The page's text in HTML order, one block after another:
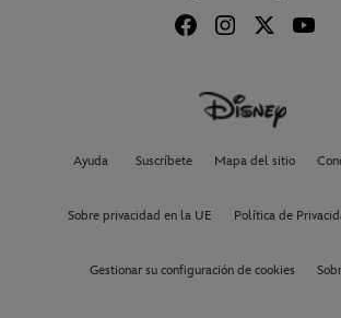
Ayuda Suscríbete Mapa del sitio
Sobre privacidad en la UE Política de
Gestionar su configuración de cookies